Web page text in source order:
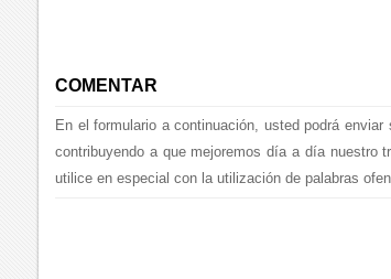
COMENTAR
En el formulario a continuación, usted podrá
contribuyendo a que mejoremos día a día nuestro
utilice en especial con la utilización de palabras